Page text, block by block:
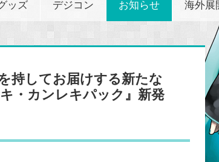
ッズ デジコン お知らせ 海外展
持してお届けする新たな
・カンレキパック』新発